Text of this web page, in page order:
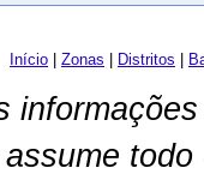
Início Zonas Distritos